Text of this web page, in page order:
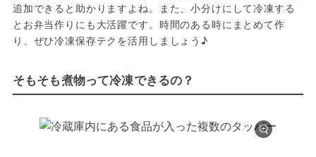
追加できると助かりますよね。また、小分けにして冷凍する
とお弁当作りにも大活躍です。時間のある時にまとめて作
り、ぜひ冷凍保存テクを活用しましょう♪
そもそも煮物って冷凍できるの？